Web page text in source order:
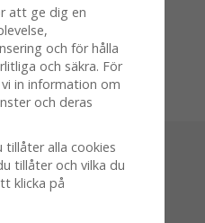
vår
att ge dig en
och för hålla
och säkra. För
in information om
och deras
tillåter alla cookies
tillåter och vilka du
klicka på